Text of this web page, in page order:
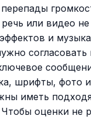
или видео не
и
шрифты, фото и
иметь
оценки не